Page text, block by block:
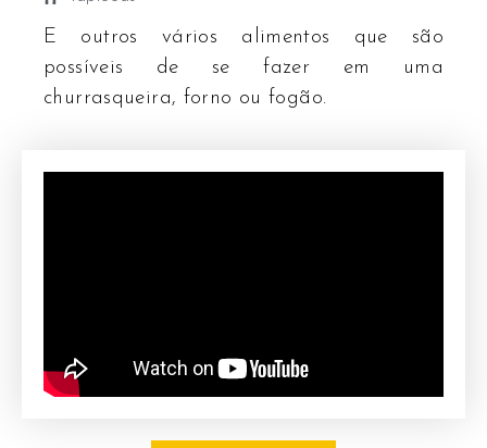
E outros vários alimentos que são
possíveis de se fazer em uma
churrasqueira, forno ou fogão.